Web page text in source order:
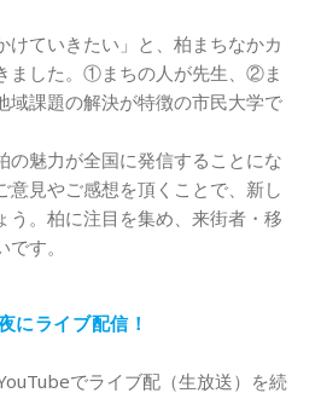
けていきたい」と、柏まちなかカ
ました。①まちの人が先生、②ま
課題の解決が特徴の市民大学で
の魅力が全国に発信することにな
意見やご感想を頂くことで、新し
う。柏に注目を集め、来街者・移
す。
にライブ配信！
でライブ配（生放送）を続